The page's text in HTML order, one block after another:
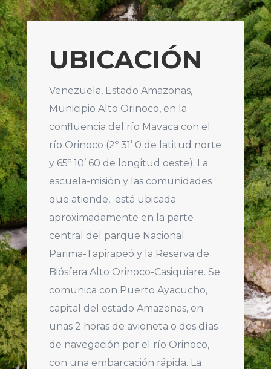
UBICACIÓN
Venezuela, Estado Amazonas,
Municipio Alto Orinoco, en la
confluencia del río Mavaca con el
río Orinoco (2º 31’ 0 de latitud norte
y 65º 10’ 60 de longitud oeste). La
escuela-misión y las comunidades
que atiende, está ubicada
aproximadamente en la parte
central del parque Nacional
Parima-Tapirapeó y la Reserva de
Biósfera Alto Orinoco-Casiquiare. Se
comunica con Puerto Ayacucho,
capital del estado Amazonas, en
unas 2 horas de avioneta o dos días
de navegación por el río Orinoco,
con una embarcación rápida. La